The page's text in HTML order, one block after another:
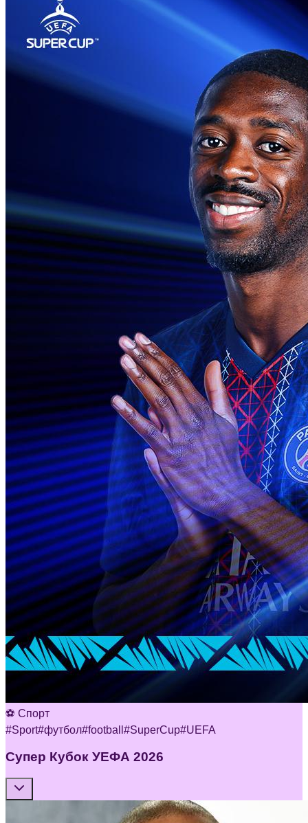
⚽ Спорт
#Sport#футбол#football #SuperCup#UEFA
Супер Кубок УЕФА 2026